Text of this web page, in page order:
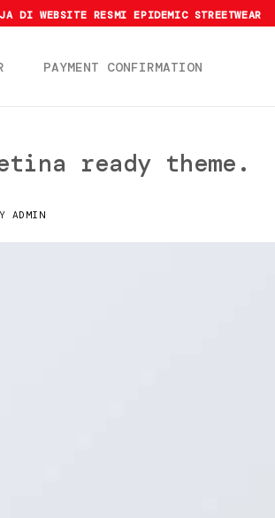
DI WEBSITE RESMI EPIDEMIC STREETWEAR
PAYMENT CONFIRMATION
ready theme.
ADMIN